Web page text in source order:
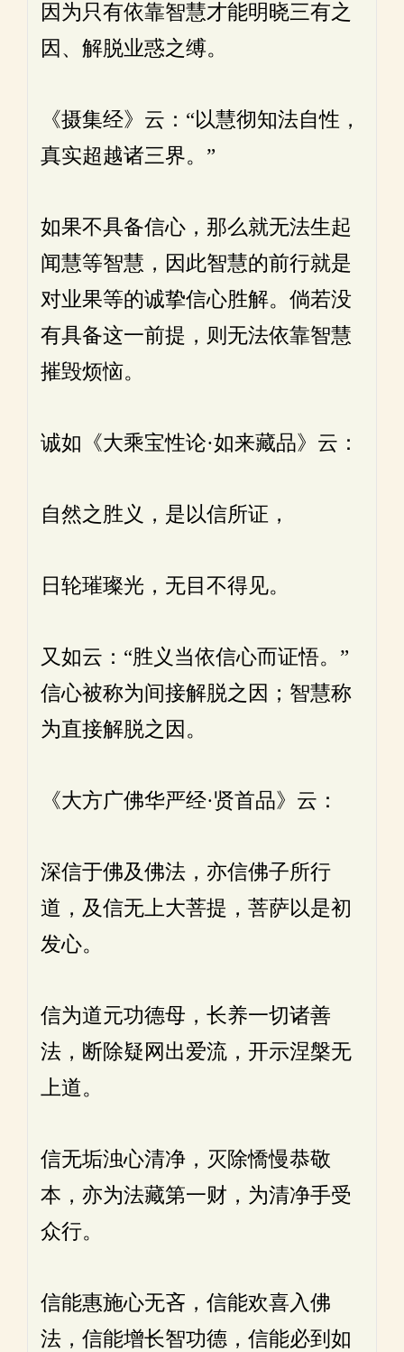
因为只有依靠智慧才能明晓三有之
因、解脱业惑之缚。
《摄集经》云：“以慧彻知法自性，
真实超越诸三界。”
如果不具备信心，那么就无法生起
闻慧等智慧，因此智慧的前行就是
对业果等的诚挚信心胜解。倘若没
有具备这一前提，则无法依靠智慧
摧毁烦恼。
诚如《大乘宝性论·如来藏品》云：
自然之胜义，是以信所证，
日轮璀璨光，无目不得见。
又如云：“胜义当依信心而证悟。”
信心被称为间接解脱之因；智慧称
为直接解脱之因。
《大方广佛华严经·贤首品》云：
深信于佛及佛法，亦信佛子所行
道，及信无上大菩提，菩萨以是初
发心。
信为道元功德母，长养一切诸善
法，断除疑网出爱流，开示涅槃无
上道。
信无垢浊心清净，灭除憍慢恭敬
本，亦为法藏第一财，为清净手受
众行。
信能惠施心无吝，信能欢喜入佛
法，信能增长智功德，信能必到如